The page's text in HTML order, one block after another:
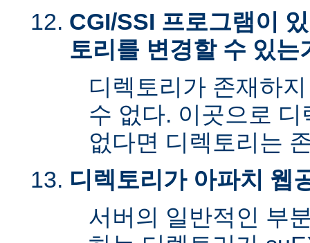
CGI/SSI 프로그램이
토리를 변경할 수 있는
디렉토리가 존재하
수 없다. 이곳으로
없다면 디렉토리는
디렉토리가 아파치 웹
서버의 일반적인 부